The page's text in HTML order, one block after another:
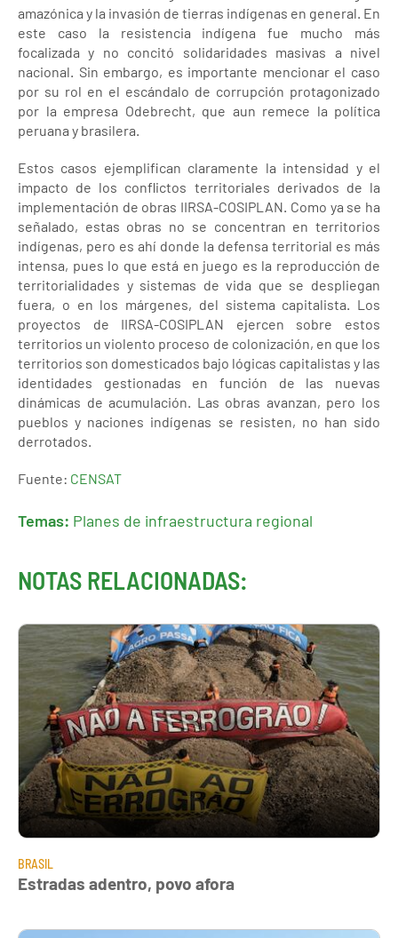
amazónica y la invasión de tierras indígenas en general. En
este caso la resistencia indígena fue mucho más
focalizada y no concitó solidaridades masivas a nivel
nacional. Sin embargo, es importante mencionar el caso
por su rol en el escándalo de corrupción protagonizado
por la empresa Odebrecht, que aun remece la política
peruana y brasilera.
Estos casos ejemplifican claramente la intensidad y el
impacto de los conflictos territoriales derivados de la
implementación de obras IIRSA-COSIPLAN. Como ya se ha
señalado, estas obras no se concentran en territorios
indígenas, pero es ahí donde la defensa territorial es más
intensa, pues lo que está en juego es la reproducción de
territorialidades y sistemas de vida que se despliegan
fuera, o en los márgenes, del sistema capitalista. Los
proyectos de IIRSA-COSIPLAN ejercen sobre estos
territorios un violento proceso de colonización, en que los
territorios son domesticados bajo lógicas capitalistas y las
identidades gestionadas en función de las nuevas
dinámicas de acumulación. Las obras avanzan, pero los
pueblos y naciones indígenas se resisten, no han sido
derrotados.
Fuente: CENSAT
Temas: Planes de infraestructura regional
NOTAS RELACIONADAS:
BRASIL
Estradas adentro, povo afora